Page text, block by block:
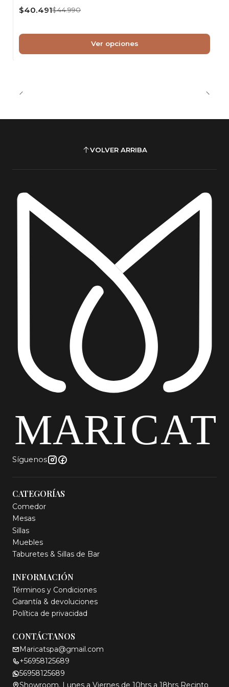
silla breuer ratán natural, silla cesca ratán, silla
comedor vintage, silla ratán natural comedor, silla
interior premium, silla comedor moderna, silla
moderna, silla ratán natural chile, silla diseño
$40.491$44.990
Ver opciones
VOLVER ARRIBA
Síguenos
CATEGORÍAS
Comedor
Mesas
Sillas
Muebles
Taburetes & Sillas de Bar
INFORMACIÓN
Términos y Condiciones
Garantía & devoluciones
Política de privacidad
CONTÁCTANOS
Maricatspa@gmail.com
+56958125689
56958125689
Showroom. Lunes a Viernes de 10hrs a 18hrs Recinto